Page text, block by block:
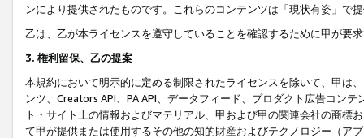
ンにより提供されたものです。これらのコンテンツは「現状有姿」で
乙は、乙が本ライセンスを遵守していることを確認するために甲が要
3. 権利留保、乙の提案
本規約において明示的に定める制限されたライセンスを除いて、甲は
ンツ、Creators API、PA API、データフィード、プロダクト広告コン
ト・サイト上の情報およびマテリアル、甲および甲の関連会社の商
て甲が提供または使用するその他の知的財産およびテクノロジー（ア